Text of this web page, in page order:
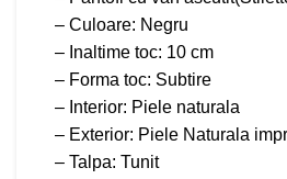
– Culoare: Negru
– Inaltime toc: 10 cm
– Forma toc: Subtire
– Interior: Piele naturala
– Exterior: Piele Naturala
– Talpa: Tunit